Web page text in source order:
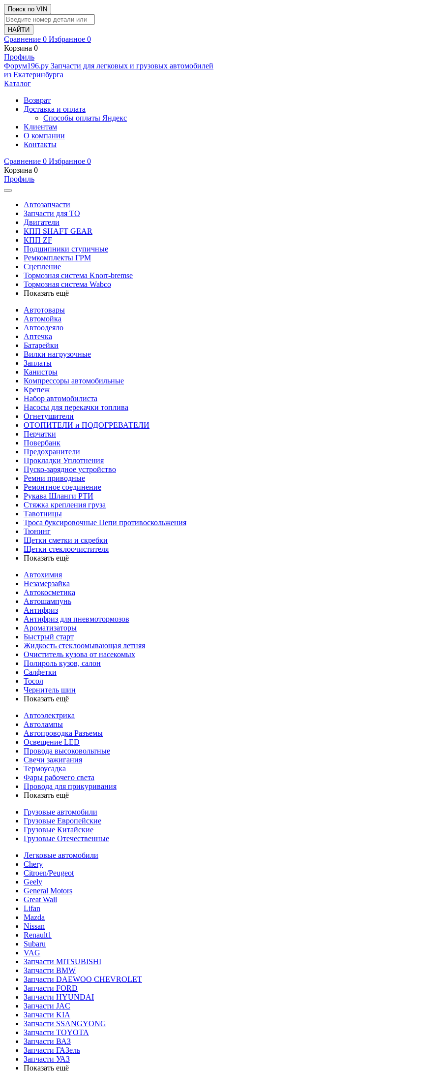
Поиск по VIN
Сравнение 0 Избранное 0
Корзина 0
Профиль
Фoрум196.ру Запчасти для легковых и грузовых автомобилей
из Екатеринбурга
Каталог
Возврат
Доставка и оплата
Способы оплаты Яндекс
Клиентам
О компании
Контакты
Сравнение 0 Избранное 0
Корзина 0
Профиль
Автозапчасти
Запчасти для ТО
Двигатели
КПП SHAFT GEAR
КПП ZF
Подшипники ступичные
Ремкомплекты ГРМ
Сцепление
Тормозная система Knorr-bremse
Тормозная система Wabco
Показать ещё
Автотовары
Автомойка
Автоодеяло
Аптечка
Батарейки
Вилки нагрузочные
Заплаты
Канистры
Компрессоры автомобильные
Крепеж
Набор автомобилиста
Насосы для перекачки топлива
Огнетушители
ОТОПИТЕЛИ и ПОДОГРЕВАТЕЛИ
Перчатки
Повербанк
Предохранители
Прокладки Уплотнения
Пуско-зарядное устройство
Ремни приводные
Ремонтное соединение
Рукава Шланги РТИ
Стяжка крепления груза
Тавотницы
Троса буксировочные Цепи противоскольжения
Тюнинг
Щетки сметки и скребки
Щетки стеклоочистителя
Показать ещё
Автохимия
Незамерзайка
Автокосметика
Автошампунь
Антифриз
Антифриз для пневмотормозов
Ароматизаторы
Быстрый старт
Жидкость стеклоомывающая летняя
Очиститель кузова от насекомых
Полироль кузов, салон
Салфетки
Тосол
Чернитель шин
Показать ещё
Автоэлектрика
Автолампы
Автопроводка Разъемы
Освещение LED
Провода высоковольтные
Свечи зажигания
Термоусадка
Фары рабочего света
Провода для прикуривания
Показать ещё
Грузовые автомобили
Грузовые Европейские
Грузовые Китайские
Грузовые Отечественные
Легковые автомобили
Chery
Citroen/Peugeot
Geely
General Motors
Great Wall
Lifan
Mazda
Nissan
Renault1
Subaru
VAG
Запчасти MITSUBISHI
Запчасти BMW
Запчасти DAEWOO CHEVROLET
Запчасти FORD
Запчасти HYUNDAI
Запчасти JAC
Запчасти KIA
Запчасти SSANGYONG
Запчасти TOYOTA
Запчасти ВАЗ
Запчасти ГАЗель
Запчасти УАЗ
Показать ещё